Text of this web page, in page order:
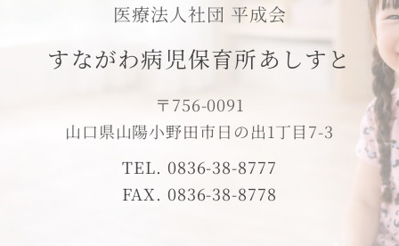
医療法人社団 平成会
すながわ病児保育所あしすと
〒756-0091
山口県山陽小野田市日の出1丁目7-3
TEL. 0836-38-8777
FAX. 0836-38-8778